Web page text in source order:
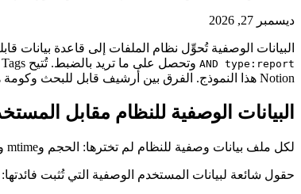
ديسمبر 27, 2026
البيانات الوصفية تُحوِّل نظام الملفات إلى قاعدة بيانات
AND type:report
Notion هذا النموذج. الفرق بين أرشيف قابل للبحث وكومة هو عادةً 3-5 حقول بيانات وصفية مختارة بعناية زائد أتمتة لتعبئتها.
البيانات الوصفية للنظام مقابل
لكل ملف بيانات وصفية للنظام لم تخترها: الحجم وmtime وctime ونوع MIME والتحقق من الصحة وفئة التخزين. هذه تأتي مجانًا. بيانات المستخدم الوصفية — الحقول التي تُعرِّفها — تقود التنظيم.
حقول شائعة لبيانات المستخدم الوصفية التي تُثبت فائدتها: